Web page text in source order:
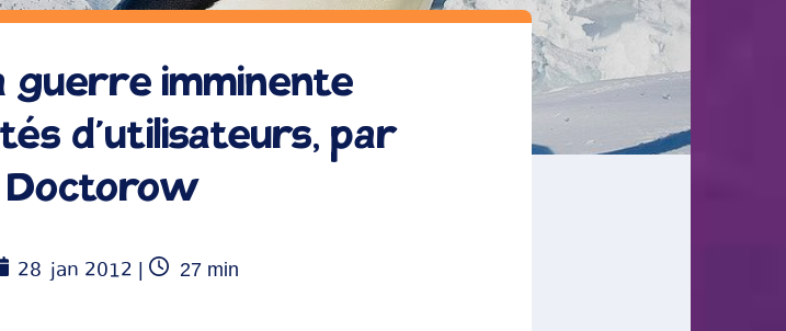
guerre imminente
d’utilisateurs, par
28 jan 2012
Temps
27min